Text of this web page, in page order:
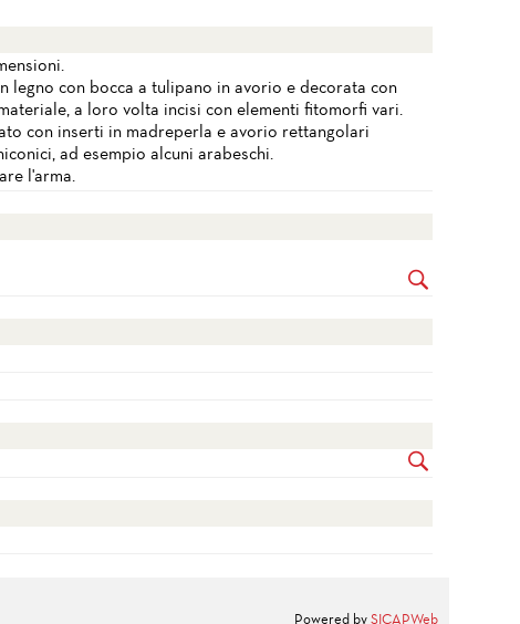
legno con bocca a tulipano in avorio e decorata con
a loro volta incisi con elementi fitomorfi vari.
con inserti in madreperla e avorio rettangolari
ad esempio alcuni arabeschi.
l'arma.
Powered by SICAPWeb